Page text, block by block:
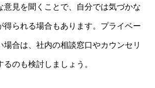
意見を聞くことで、自分では気づかな
得られる場合もあります。プライベー
場合は、社内の相談窓口やカウンセリ
るのも検討しましょう。